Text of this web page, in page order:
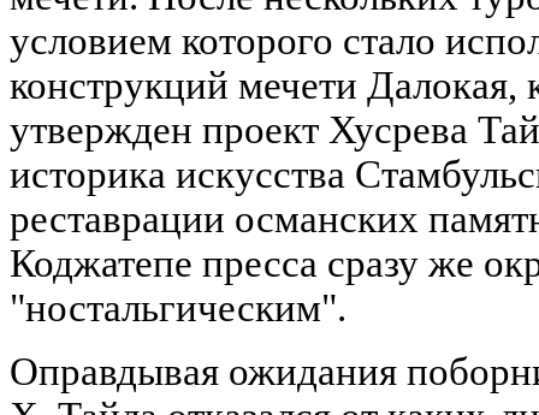
условием которого стало
конструкций мечети Далокая,
утвержден проект Хусрева
историка искусства
реставрации османских
Коджатепе пресса сразу же
"ностальгическим".
Оправдывая ожидания